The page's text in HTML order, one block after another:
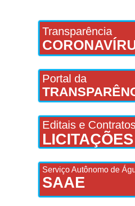
Transparência
Portal da
Editais e
LICITAÇÕES
Serviço Autônomo de
SAAE